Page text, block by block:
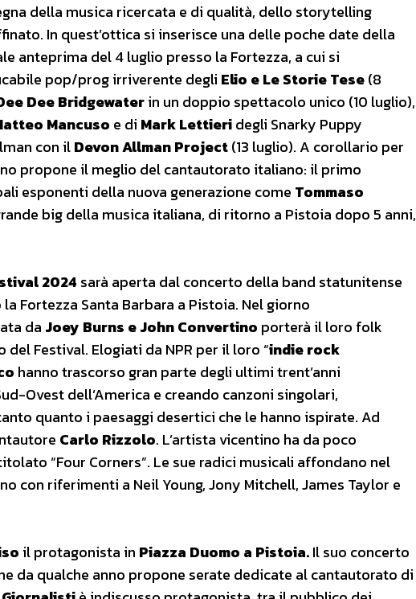
della musica ricercata e di qualità, dello storytelling
In quest’ottica si inserisce una delle poche date della
anteprima del 4 luglio presso la Fortezza, a cui si
pop/prog irriverente degli Elio e Le Storie Tese(8
Dee Bridgewaterin un doppio spettacolo unico (10 luglio),
Mancuso e di Mark Lettieridegli Snarky Puppy
con ilDevon AllmanProject(13 luglio). A corollario per
propone il meglio del cantautorato italiano: il primo
esponenti della nuova generazione come Tommaso
big della musica italiana, di ritorno a Pistoia dopo 5 anni,
2024 sarà aperta dal concerto della band statunitense
Fortezza Santa Barbara a Pistoia. Nel giorno
da Joey Burns eJohn Convertino porterà il loro folk
Festival. Elogiati da NPR per il loro “indie rock
hanno trascorso gran parte degli ultimi trent’anni
Ovest dell’America e creando canzoni singolari,
quanto i paesaggi desertici che le hanno ispirate. Ad
Carlo Rizzolo. L’artista vicentino ha da poco
“Four Corners”. Le sue radici musicali affondano nel
con riferimenti a Neil Young, Jony Mitchell, James Taylor e
il protagonista in Piazza Duomo a Pistoia.Il suo concerto
da qualche anno propone serate dedicate al cantautorato di